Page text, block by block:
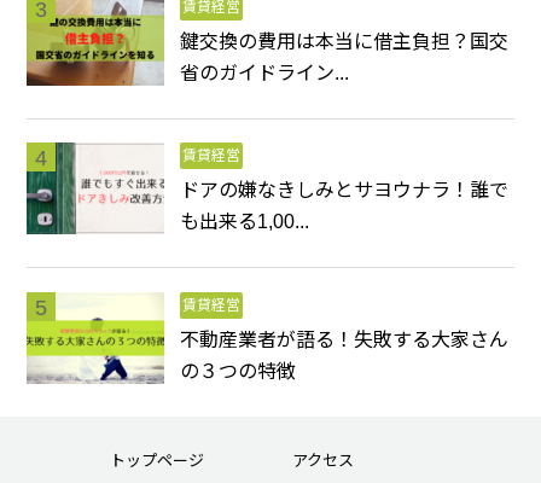
賃貸経営
鍵交換の費用は本当に借主負担？国交
省のガイドライン...
賃貸経営
ドアの嫌なきしみとサヨウナラ！誰で
も出来る1,00...
賃貸経営
不動産業者が語る！失敗する大家さん
の３つの特徴
トップページ アクセス